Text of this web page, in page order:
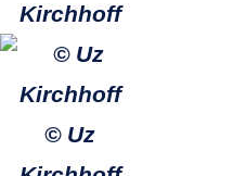
Kirchhoff
© Uz